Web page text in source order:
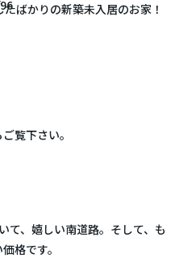
ばかりの新築未入居のお家！
覧下さい。
て、嬉しい南道路。そして、も
格です。